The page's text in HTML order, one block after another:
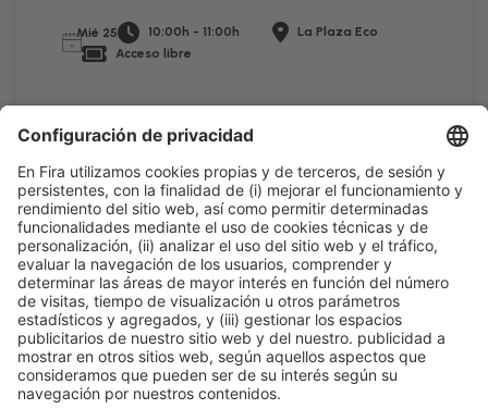
Mié 25 10:00h - 11:00h
La Plaza Eco
Acceso libre
Información generalAviso legalPolítica de privacidad